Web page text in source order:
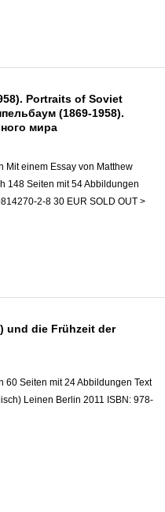
Portraits of Soviet
(1869-1958).
мира
Mit einem Essay von Matthew
148 Seiten mit 54 Abbildungen
2-8 30 EUR SOLD OUT >
und die Frühzeit der
60 Seiten mit 24 Abbildungen Text
Leinen Berlin 2011 ISBN: 978-